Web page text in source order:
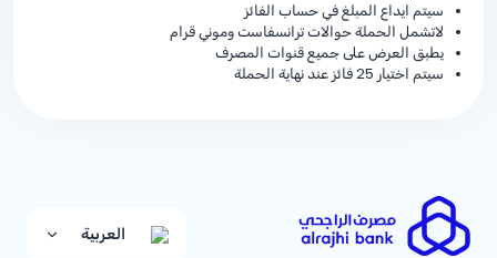
سيتم ايداع المبلغ في حساب الفائز
لاتشمل الحملة حوالات ترانسفاست وموني قرام
يطبق العرض على جميع قنوات المصرف
سيتم اختيار 25 فائز عند نهاية الحملة
العربية